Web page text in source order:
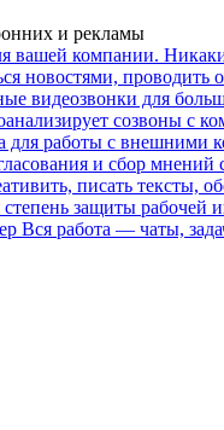
и рекламы
вашей компании.
новостями, проводить
видеозвонки для
созвоны с
для работы с внешними
и сбор мнений
писать тексты,
защиты рабочей
Вся работа — чаты,